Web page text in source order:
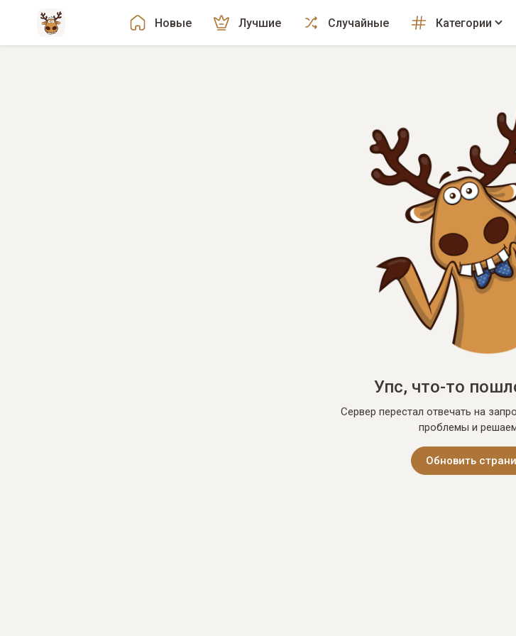
Новые Лучшие Случайные Категории
Упс, что-то
Сервер перестал отвечать на
проблемы и
Обновить